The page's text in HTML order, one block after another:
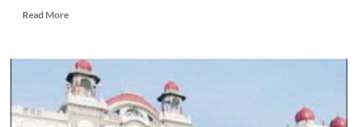
Read MoreRead
પ્લોટ
પચાવી
પાડવા
બોગસ
દસ્તાવેજના